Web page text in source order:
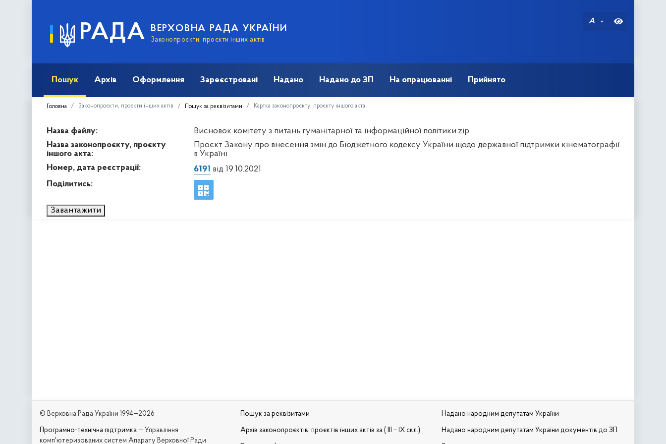
РАДА ВЕРХОВНА РАДА УКРАЇНИ
Законопроєкти, проєкти інших актів
A
Пошук Архів Оформлення Зареєстровані Надано Надано до ЗП На опрацюванні Прийнято
Головна Законопроєкти, проєкти інших актів Пошук за реквізитами Картка законопроєкту, проєкту іншого акта
Назва файлу:
Висновок комітету з питань гуманітарної та інформаційної політики.zip
Назва законопроєкту, проєкту
іншого акта:
Проєкт Закону про внесення змін до Бюджетного кодексу України щодо державної підтримки кінематографії
в Україні
Номер, дата реєстрації:
6191 від 19.10.2021
Поділитись:
Завантажити
© Верховна Рада України 1994—2026
Програмно-технічна підтримка — Управління
комп'ютеризованих систем Апарату Верховної Ради
Пошук за реквізитами
Архів законопроєктів, проєктів інших актів за ( III – IX скл.)
Надано народним депутатам України
Надано народним депутатам України документів до ЗП